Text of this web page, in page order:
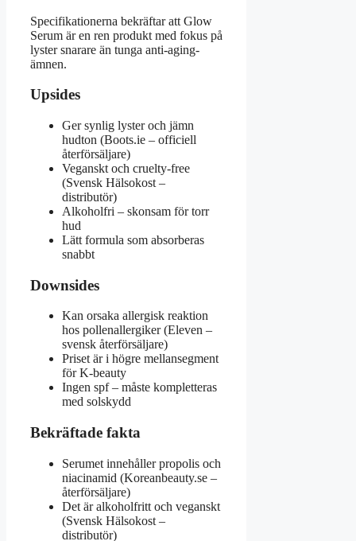
Specifikationerna bekräftar att Glow
Serum är en ren produkt med fokus på
lyster snarare än tunga anti-aging-
ämnen.
Upsides
Ger synlig lyster och jämn
hudton (Boots.ie – officiell
återförsäljare)
Veganskt och cruelty-free
(Svensk Hälsokost –
distributör)
Alkoholfri – skonsam för torr
hud
Lätt formula som absorberas
snabbt
Downsides
Kan orsaka allergisk reaktion
hos pollenallergiker (Eleven –
svensk återförsäljare)
Priset är i högre mellansegment
för K‑beauty
Ingen spf – måste kompletteras
med solskydd
Bekräftade fakta
Serumet innehåller propolis och
niacinamid (Koreanbeauty.se –
återförsäljare)
Det är alkoholfritt och veganskt
(Svensk Hälsokost –
distributör)